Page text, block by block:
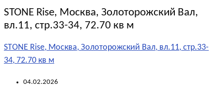
STONE Rise, Москва, Золоторожский Вал,
вл.11, стр.33-34, 72.70 кв м
STONE Rise, Москва, Золоторожский Вал, вл.11, стр.33-
34, 72.70 кв м
04.02.2026